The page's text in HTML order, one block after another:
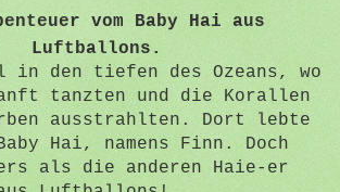
vom Baby Hai aus
Luftballons.
in den tiefen des Ozeans, wo
tanzten und die Korallen
ausstrahlten. Dort lebte
Hai, namens Finn. Doch
als die anderen Haie-er